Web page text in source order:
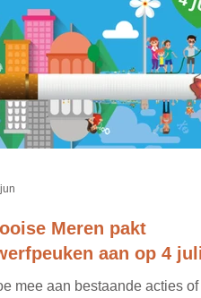
Meren pakt
aan op 4
mee aan bestaande acties of